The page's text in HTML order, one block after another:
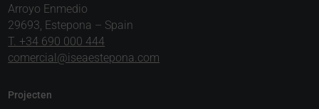
Arroyo Enmedio
29693, Estepona – Spain
T. +34 690 000 444
comercial@iseaestepona.com
Projecten